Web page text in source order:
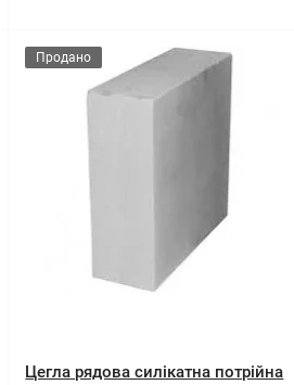
Продано
Цегла рядова силікатна потрійна